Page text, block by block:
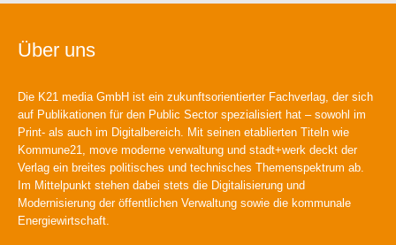
Über uns
Die K21 media GmbH ist ein zukunftsorientierter Fachverlag, der sich
auf Publikationen für den Public Sector spezialisiert hat – sowohl im
Print- als auch im Digitalbereich. Mit seinen etablierten Titeln wie
Kommune21, move moderne verwaltung und stadt+werk deckt der
Verlag ein breites politisches und technisches Themenspektrum ab.
Im Mittelpunkt stehen dabei stets die Digitalisierung und
Modernisierung der öffentlichen Verwaltung sowie die kommunale
Energiewirtschaft.